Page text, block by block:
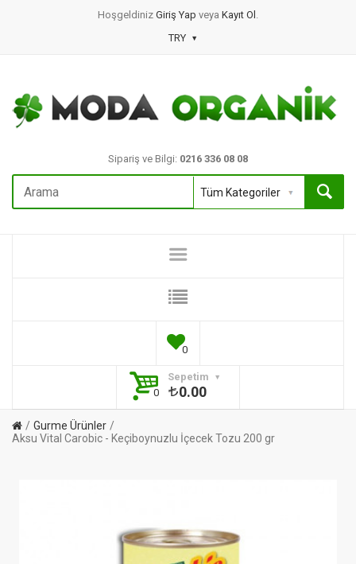
Hoşgeldiniz Giriş Yap veya Kayıt Ol .
TRY
Sipariş ve Bilgi: 0216 336 08 08
0
Sepetim
0
0.00
Gurme Ürünler
Aksu Vital Carobic - Keçiboynuzlu İçecek Tozu 200 gr